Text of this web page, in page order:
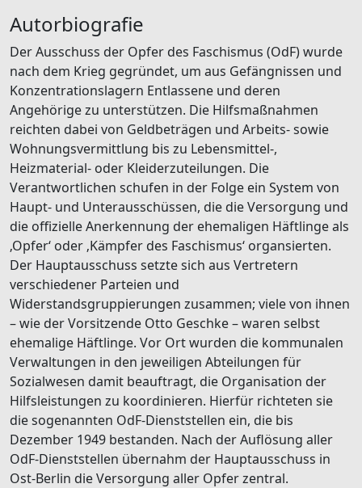
Autorbiografie
Der Ausschuss der Opfer des Faschismus (OdF) wurde
nach dem Krieg gegründet, um aus Gefängnissen und
Konzentrationslagern Entlassene und deren
Angehörige zu unterstützen. Die Hilfsmaßnahmen
reichten dabei von Geldbeträgen und Arbeits- sowie
Wohnungsvermittlung bis zu Lebensmittel-,
Heizmaterial- oder Kleiderzuteilungen. Die
Verantwortlichen schufen in der Folge ein System von
Haupt- und Unterausschüssen, die die Versorgung und
die offizielle Anerkennung der ehemaligen Häftlinge als
‚Opfer‘ oder ‚Kämpfer des Faschismus‘ organsierten.
Der Hauptausschuss setzte sich aus Vertretern
verschiedener Parteien und
Widerstandsgruppierungen zusammen; viele von ihnen
– wie der Vorsitzende Otto Geschke – waren selbst
ehemalige Häftlinge. Vor Ort wurden die kommunalen
Verwaltungen in den jeweiligen Abteilungen für
Sozialwesen damit beauftragt, die Organisation der
Hilfsleistungen zu koordinieren. Hierfür richteten sie
die sogenannten OdF-Dienststellen ein, die bis
Dezember 1949 bestanden. Nach der Auflösung aller
OdF-Dienststellen übernahm der Hauptausschuss in
Ost-Berlin die Versorgung aller Opfer zentral.